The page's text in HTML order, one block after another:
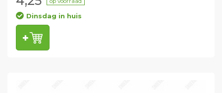
Dinsdag in huis